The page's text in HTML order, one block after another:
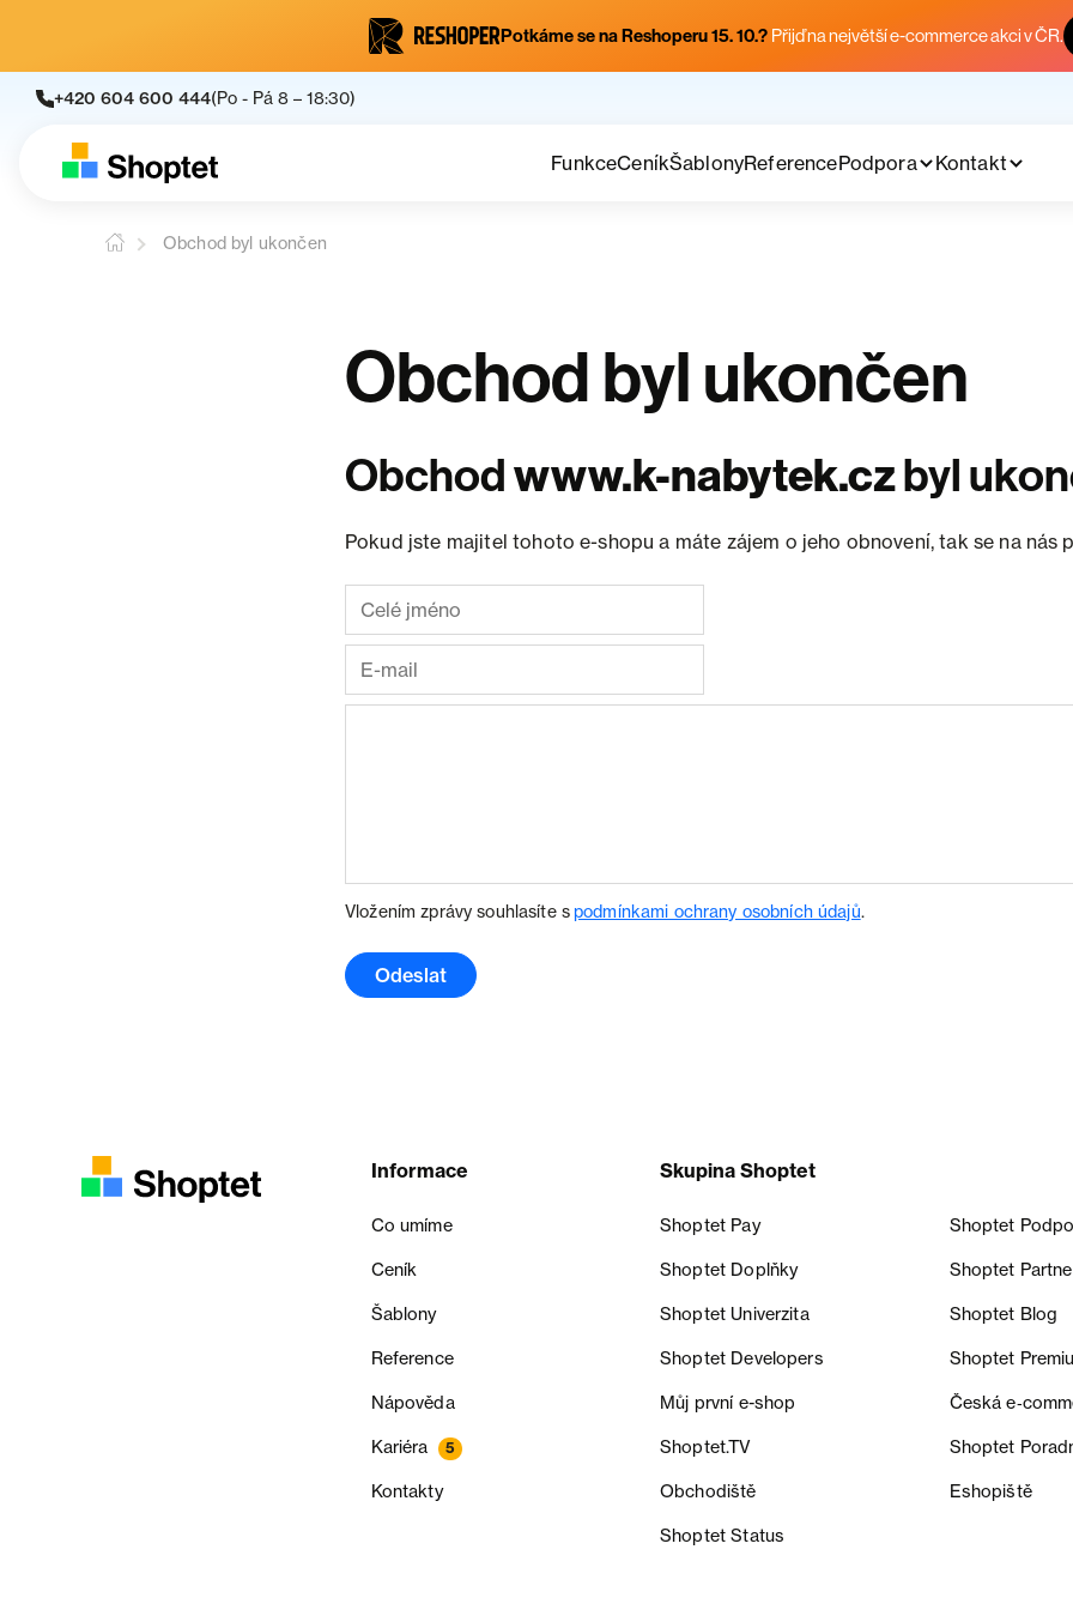
Potkáme se na Reshoperu 15. 10.? Přijď na největší e-commerce akci v ČR.
+420 604 600 444(Po - Pá 8 – 18:30)
FunkceCeníkŠablonyReferencePodpora Kontakt
Obchod byl ukončen
Obchod byl ukončen
Obchodwww.k-nabytek.czbyl
Pokud jste majitel tohoto e-shopu a máte zájem o jeho obnovení, tak se na nás
Vložením zprávy souhlasíte spodmínkami ochrany osobních údajů.
Odeslat
Informace
Co umíme
Ceník
Šablony
Reference
Nápověda
Kariéra 5
Kontakty
Skupina Shoptet
Shoptet Pay Shoptet
Shoptet Doplňky Shoptet
Shoptet Univerzita Shoptet Blog
Shoptet Developers Shoptet
Můj první e-shop Česká
Shoptet.TV Shoptet
Obchodiště Eshopiště
Shoptet Status